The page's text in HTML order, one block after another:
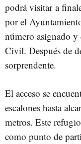
podrá visitara
por el
número asignado y
Civil. Después de
sorprendente.
El acceso se
escalones hasta
metros. Este
como punto de